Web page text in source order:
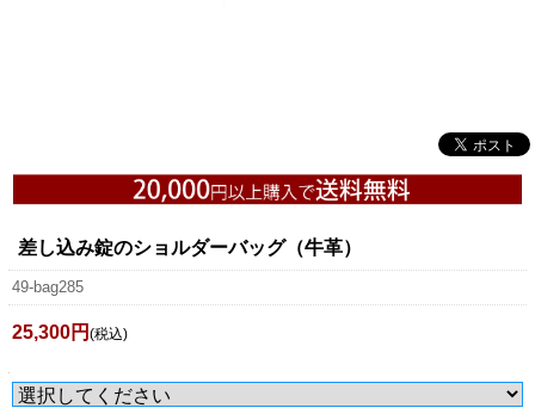
差し込み錠のショルダーバッグ（牛革）
49-bag285
25,300円 (税込)